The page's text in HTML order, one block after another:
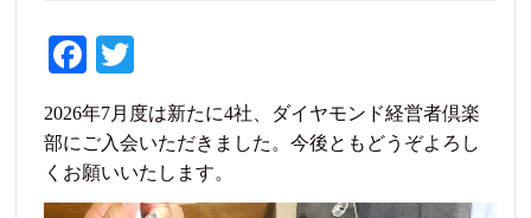
Fa
ce
bo
ok
wi
tte
r
2026年7月度は新たに4社、ダイヤモンド経営者倶楽
部にご入会いただきました。今後ともどうぞよろし
くお願いいたします。